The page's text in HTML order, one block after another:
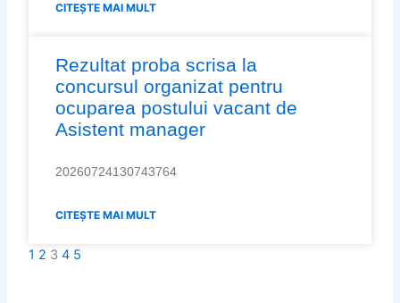
CITEȘTE MAI MULT
Rezultat proba scrisa la
concursul organizat pentru
ocuparea postului vacant de
Asistent manager
20260724130743764
CITEȘTE MAI MULT
1 2 3 4 5